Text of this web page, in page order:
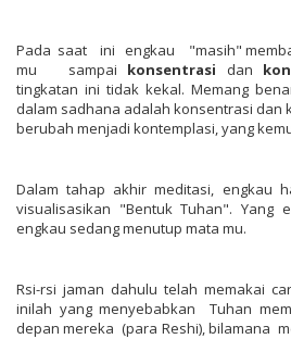
Pada saat ini engkau "masih"
mu sampai konsentrasi dan
tingkatan ini tidak kekal. Memang
dalam sadhana adalah konsentrasi
berubah menjadi kontemplasi, yang
Dalam tahap akhir meditasi, engkau
visualisasikan "Bentuk Tuhan". Yang
engkau sedang menutup mata­ mu.
Rsi-rsi jaman dahulu telah memakai
inilah yang menyebabkan Tuhan
depan mereka (para Reshi), bilamana